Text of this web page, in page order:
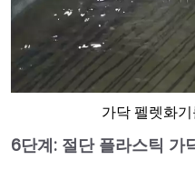
가닥 펠렛화
6단계: 절단 플라스틱 가